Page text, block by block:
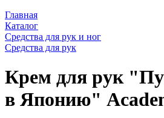
Главная
Каталог
Средства для рук и ног
Средства для рук
Крем для рук
в Японию"